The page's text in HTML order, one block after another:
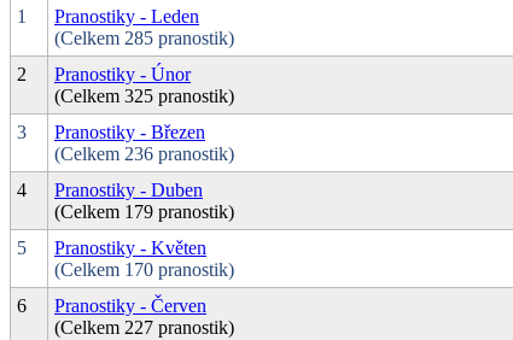
1
Pranostiky - Leden
(Celkem 285 pranostik)
2
Pranostiky - Únor
(Celkem 325 pranostik)
3
Pranostiky - Březen
(Celkem 236 pranostik)
4
Pranostiky - Duben
(Celkem 179 pranostik)
5
Pranostiky - Květen
(Celkem 170 pranostik)
6
Pranostiky - Červen
(Celkem 227 pranostik)